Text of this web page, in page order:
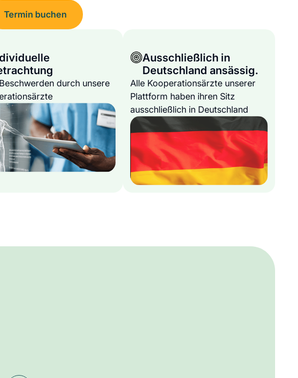
Termin buchen
durch unsere
Ausschließlich in
Deutschland ansässig.
Alle Kooperationsärzte unserer
Plattform haben ihren Sitz
ausschließlich in Deutschland